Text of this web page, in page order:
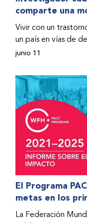
hospitalizado y
donado a través
de la Federación
Fendi encontró la
comparte una
Vivir con un
un país en vías de
se multiplican
Hashim, hombre
representaba más
asistencia
de Hemofilia (FMH)
Humanitaria salvo su
junio 11
El Programa
metas en los
La Federación